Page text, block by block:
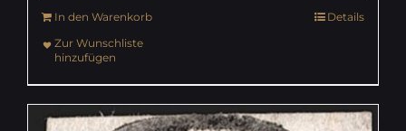
In den Warenkorb
Details
Zur Wunschliste
hinzufügen